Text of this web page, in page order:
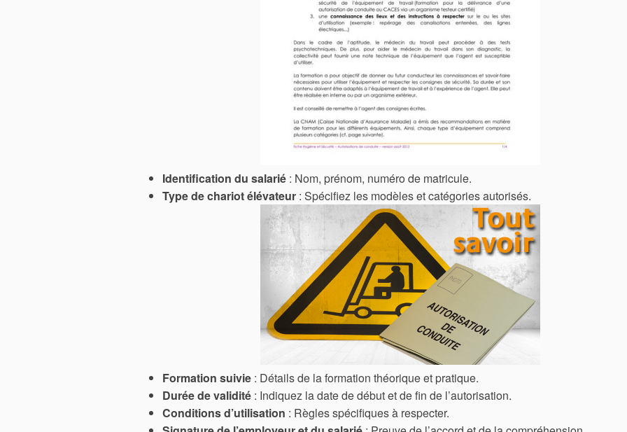
Identification du salarié : Nom, prénom, numéro de matricule.
Type de chariot élévateur : Spécifiez les modèles et catégories autorisés.
Formation suivie : Détails de la formation théorique et pratique.
Durée de validité : Indiquez la date de début et de fin de l’autorisation.
Conditions d’utilisation : Règles spécifiques à respecter.